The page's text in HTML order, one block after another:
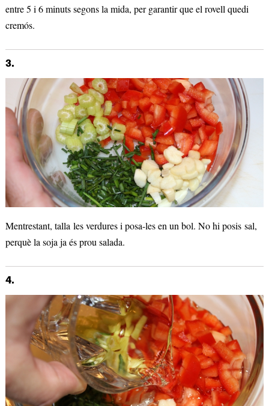
entre 5 i 6 minuts segons la mida, per garantir que el rovell quedi
cremós.
3.
Mentrestant, talla les verdures i posa-les en un bol. No hi posis sal,
perquè la soja ja és prou salada.
4.